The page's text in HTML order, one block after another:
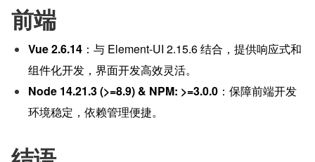
前端
Vue 2.6.14 ：与 Element-UI 2.15.6 结合，提供响应式和
组件化开发，界面开发高效灵活。
Node 14.21.3 (>=8.9) & NPM: >=3.0.0 ：保障前端开发
环境稳定，依赖管理便捷。